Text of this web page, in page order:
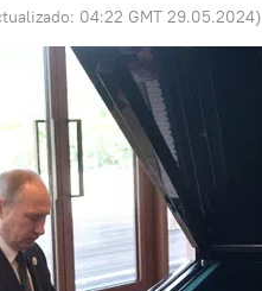
04:22 GMT 29.05.2024)